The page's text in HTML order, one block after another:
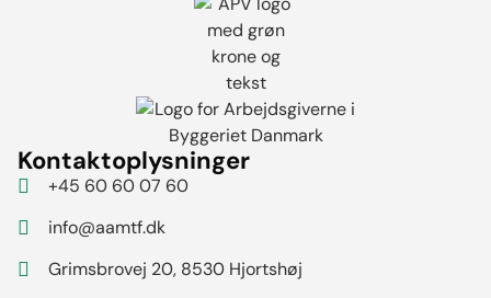
Kontaktoplysninger
+45 60 60 07 60
info@aamtf.dk
Grimsbrovej 20, 8530 Hjortshøj